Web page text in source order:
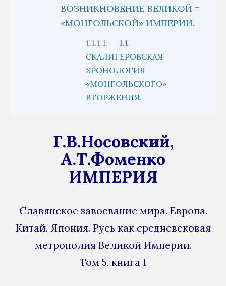
ВОЗНИКНОВЕНИЕ ВЕЛИКОЙ =
«МОНГОЛЬСКОЙ» ИМПЕРИИ.
1.1.
СКАЛИГЕРОВСКАЯ
ХРОНОЛОГИЯ
«МОНГОЛЬСКОГО»
ВТОРЖЕНИЯ.
Г.В.Носовский,
А.Т.Фоменко
ИМПЕРИЯ
Славянское завоевание мира. Европа.
Китай. Япония. Русь как средневековая
метрополия Великой Империи.
Том 5, книга 1